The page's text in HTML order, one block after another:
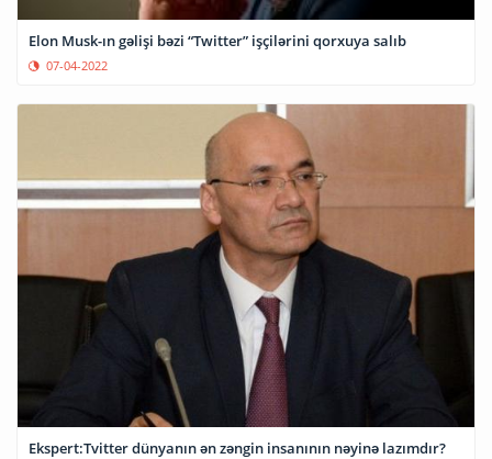
Elon Musk-ın gəlişi bəzi “Twitter” işçilərini qorxuya salıb
07-04-2022
Ekspert:Tvitter dünyanın ən zəngin insanının nəyinə lazımdır?